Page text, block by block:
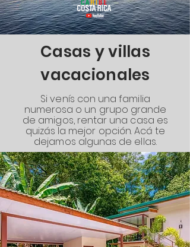
Casas y villas
vacacionales
Si venís con una familia
numerosa o un grupo grande
de amigos, rentar una casa es
quizás la mejor opción. Acá te
dejamos algunas de ellas.